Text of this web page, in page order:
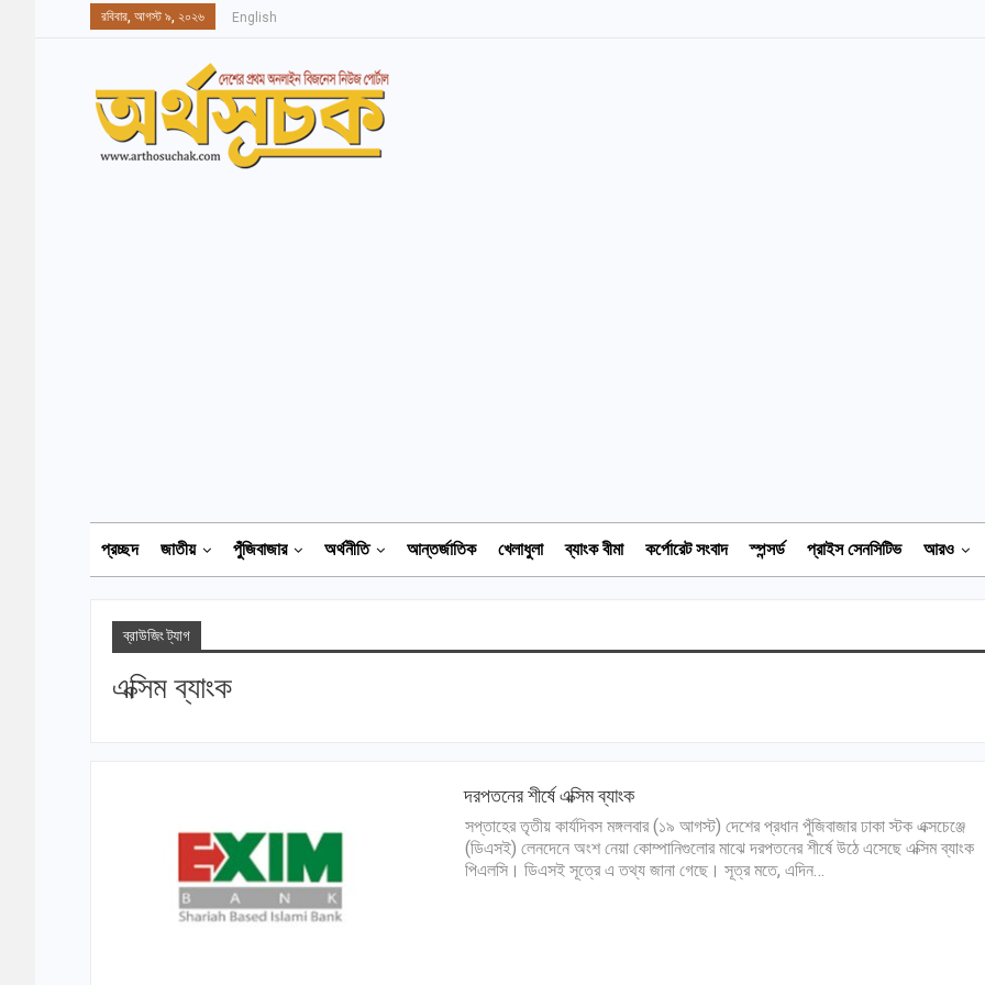
রবিবার, আগস্ট ৯, ২০২৬ English
প্রচ্ছদ জাতীয় পুঁজিবাজার অর্থনীতি আন্তর্জাতিক খেলাধুলা ব্যাংক বীমা কর্পোরেট সংবাদ স্পন্সর্ড প্রাইস সেনসিটিভ আরও
ব্রাউজিং ট্যাগ
এক্সিম ব্যাংক
দরপতনের শীর্ষে এক্সিম ব্যাংক
সপ্তাহের তৃতীয় কার্যদিবস মঙ্গলবার (১৯ আগস্ট) দেশের প্রধান পুঁজিবাজার ঢাকা স্টক এক্সচেঞ্জে
(ডিএসই) লেনদেনে অংশ নেয়া কোম্পানিগুলোর মাঝে দরপতনের শীর্ষে উঠে এসেছে এক্সিম ব্যাংক
পিএলসি। ডিএসই সূত্রে এ তথ্য জানা গেছে। সূত্র মতে, এদিন…